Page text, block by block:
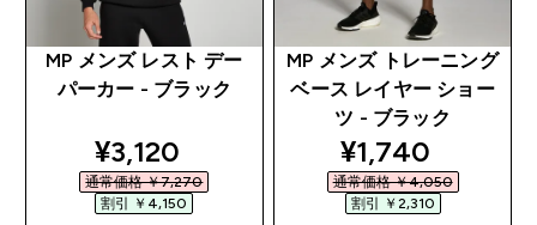
MP メンズ レスト デー
パーカー - ブラック
discounted price
¥3,120‎
通常価格 ￥7,270‎
割引 ￥4,150‎
MP メンズ トレーニング
ベース レイヤー ショー
ツ - ブラック
discounted
¥1,740‎
通常価格 ￥4,050‎
割引 ￥2,310‎